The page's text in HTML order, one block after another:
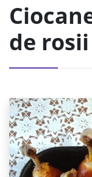
de rosii